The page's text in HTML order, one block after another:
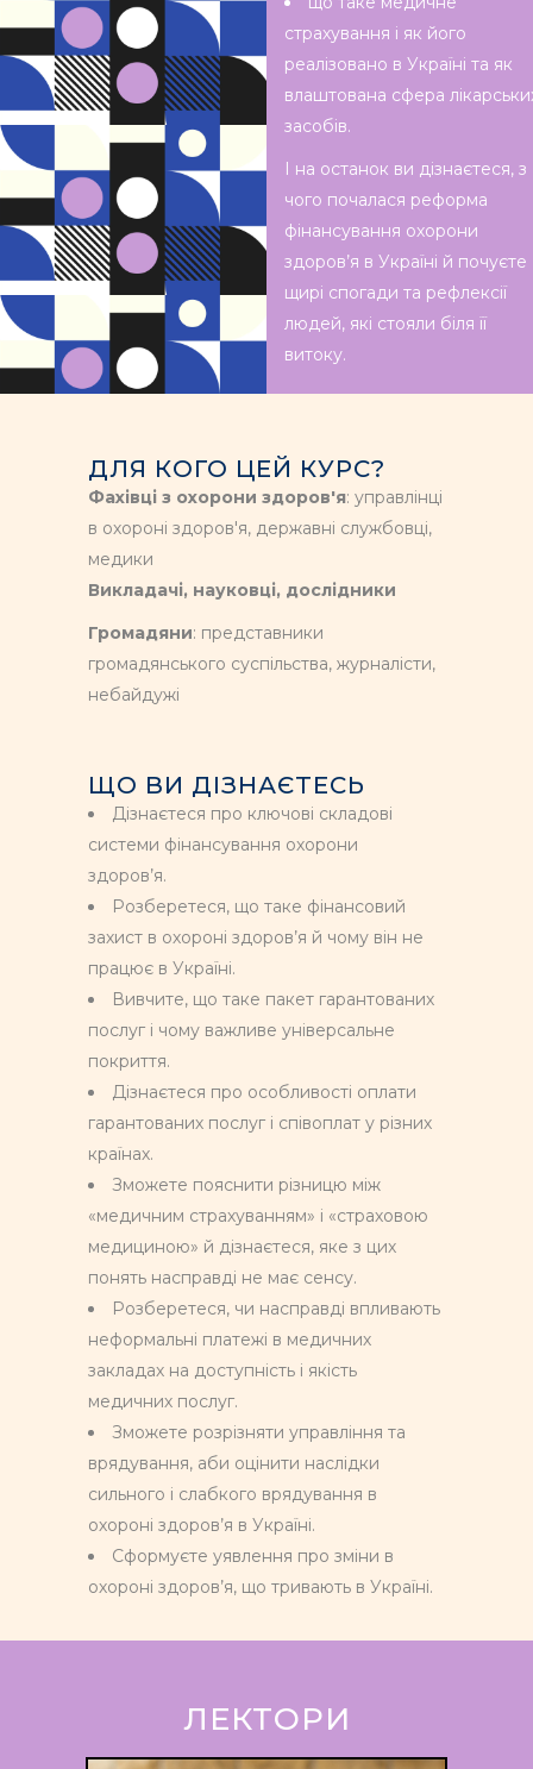
страхування і як його
реалізовано в Україні та як
влаштована сфера
засобів.
І на останок ви дізнаєтеся, з
чого почалася реформа
фінансування охорони
здоров’я в Україні й почуєте
щирі спогади та рефлексії
людей, які стояли біля її
витоку.
ДЛЯ КОГО ЦЕЙ КУРС?
Фахівці з охорони здоров'я: управлінці
в охороні здоров'я, державні службовці,
медики
Викладачі, науковці, дослідники
Громадяни: представники
громадянського суспільства, журналісти,
небайдужі
ЩО ВИ ДІЗНАЄТЕСЬ
Дізнаєтеся про ключові складові
системи фінансування охорони
здоров’я.
Розберетеся, що таке фінансовий
захист в охороні здоров’я й чому він не
працює в Україні.
Вивчите, що таке пакет гарантованих
послуг і чому важливе універсальне
покриття.
Дізнаєтеся про особливості оплати
гарантованих послуг і співоплат у різних
країнах.
Зможете пояснити різницю між
«медичним страхуванням» і «страховою
медициною» й дізнаєтеся, яке з цих
понять насправді не має сенсу.
Розберетеся, чи насправді впливають
неформальні платежі в медичних
закладах на доступність і якість
медичних послуг.
Зможете розрізняти управління та
врядування, аби оцінити наслідки
сильного і слабкого врядування в
охороні здоров’я в Україні.
Сформуєте уявлення про зміни в
охороні здоров’я, що тривають в Україні.
ЛЕКТОРИ